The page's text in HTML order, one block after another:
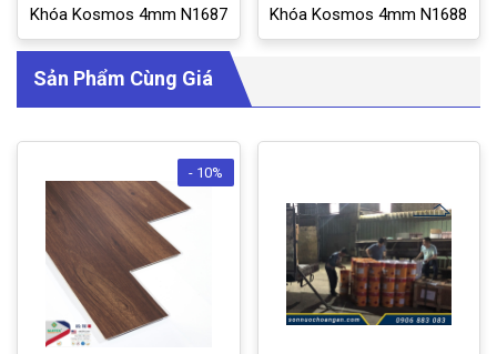
Khóa Kosmos 4mm N1687 Khóa Kosmos 4mm N1688
Sản Phẩm Cùng Giá
- 10%